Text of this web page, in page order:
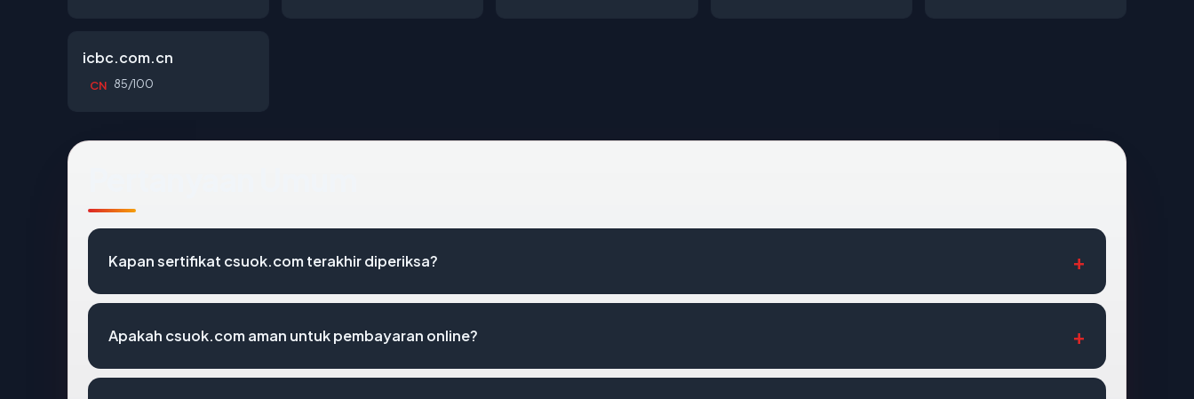
icbc.com.cn
CN 85/100
Kapan sertifikat csuok.com terakhir diperiksa?
Apakah csuok.com aman untuk pembayaran online?